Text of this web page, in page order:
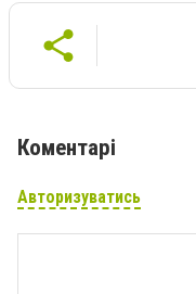
Коментарі
Авторизуватись